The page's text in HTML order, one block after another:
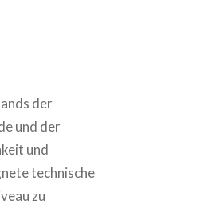
der
und der
und
technische
zu